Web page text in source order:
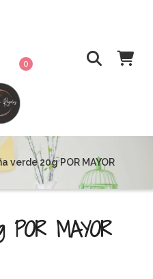
0
verde 20g POR MAYOR
POR MAYOR